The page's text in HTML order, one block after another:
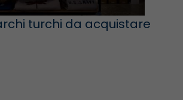
turchi da acquistare